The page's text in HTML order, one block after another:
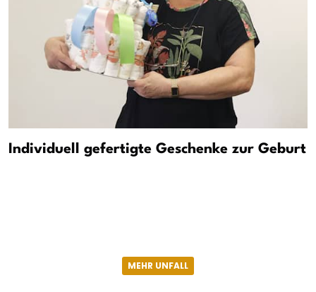
Individuell gefertigte Geschenke zur Geburt
MEHR UNFALL